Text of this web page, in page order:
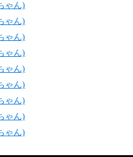
ゃん)
ゃん)
ゃん)
ゃん)
ゃん)
ゃん)
ゃん)
ゃん)
ゃん)